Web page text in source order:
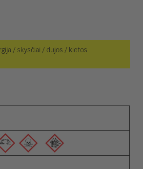
/ skysčiai / dujos / kietos